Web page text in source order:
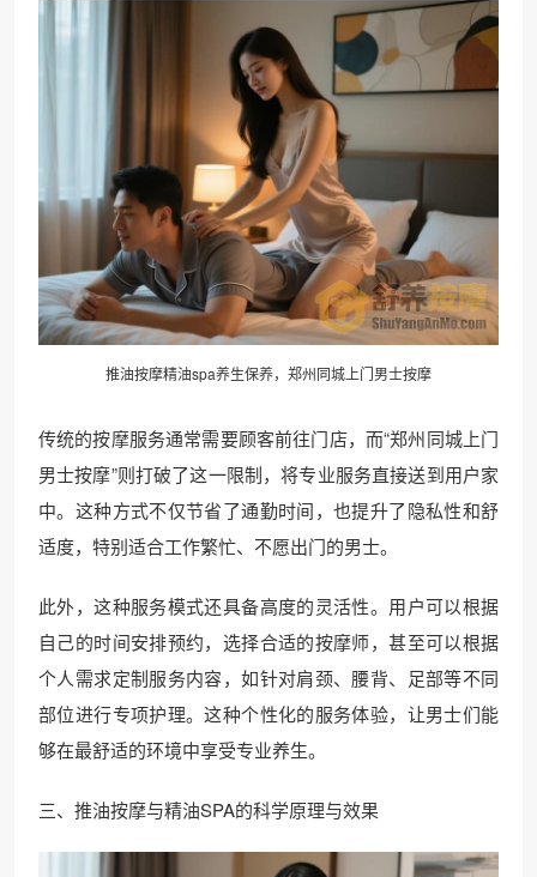
推油按摩精油spa养生保养，郑州同城上门男士按摩
传统的按摩服务通常需要顾客前往门店，而“郑州同城上门
男士按摩”则打破了这一限制，将专业服务直接送到用户家
中。这种方式不仅节省了通勤时间，也提升了隐私性和舒
适度，特别适合工作繁忙、不愿出门的男士。
此外，这种服务模式还具备高度的灵活性。用户可以根据
自己的时间安排预约，选择合适的按摩师，甚至可以根据
个人需求定制服务内容，如针对肩颈、腰背、足部等不同
部位进行专项护理。这种个性化的服务体验，让男士们能
够在最舒适的环境中享受专业养生。
三、推油按摩与精油SPA的科学原理与效果